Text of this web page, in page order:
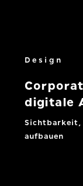
Design
digitale
Sichtbarkeit,
aufbauen